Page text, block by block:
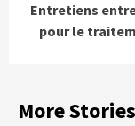
Entretiens
pour le
More Stories